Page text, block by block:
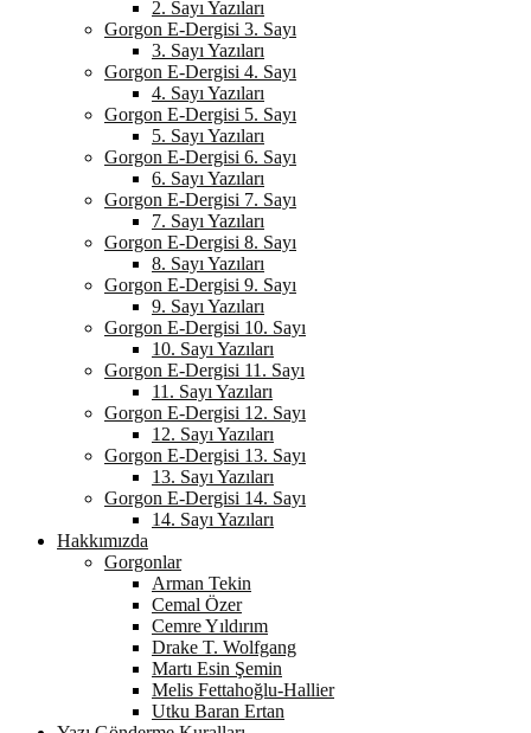
2. Sayı Yazıları
Gorgon E-Dergisi 3. Sayı
3. Sayı Yazıları
Gorgon E-Dergisi 4. Sayı
4. Sayı Yazıları
Gorgon E-Dergisi 5. Sayı
5. Sayı Yazıları
Gorgon E-Dergisi 6. Sayı
6. Sayı Yazıları
Gorgon E-Dergisi 7. Sayı
7. Sayı Yazıları
Gorgon E-Dergisi 8. Sayı
8. Sayı Yazıları
Gorgon E-Dergisi 9. Sayı
9. Sayı Yazıları
Gorgon E-Dergisi 10. Sayı
10. Sayı Yazıları
Gorgon E-Dergisi 11. Sayı
11. Sayı Yazıları
Gorgon E-Dergisi 12. Sayı
12. Sayı Yazıları
Gorgon E-Dergisi 13. Sayı
13. Sayı Yazıları
Gorgon E-Dergisi 14. Sayı
14. Sayı Yazıları
Hakkımızda
Gorgonlar
Arman Tekin
Cemal Özer
Cemre Yıldırım
Drake T. Wolfgang
Martı Esin Şemin
Melis Fettahoğlu-Hallier
Utku Baran Ertan